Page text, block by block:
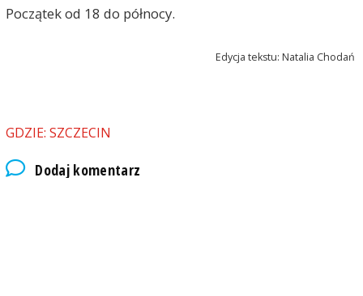
Początek od 18 do północy.
Edycja tekstu: Natalia Chodań
GDZIE: SZCZECIN
Dodaj komentarz